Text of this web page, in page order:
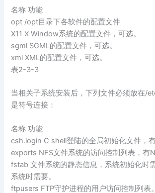
名称 功能
opt /opt目录下各软件的配置文件
X11 X Window系统的配置文件，可选。
sgml SGML的配置文件，可选。
xml XML的配置文件，可选。
表2-3-3
当相关子系统安装后，下列文件必须放在/
是符号连接：
名称 功能
csh.login C shell登陆的全局初始化文件，
exports NFS文件系统的访问控制列表，有
fstab 文件系统的静态信息，系统初始化时
系统时需要。
ftpusers FTP守护进程的用户访问控制列表。